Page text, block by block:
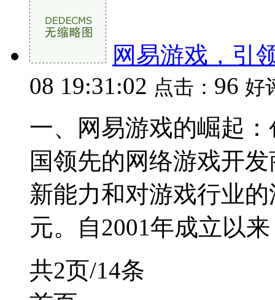
网易游戏，引
08 19:31:02 点击： 96 好
一、网易游戏的崛起
国领先的网络游戏开
新能力和对游戏行业
元。自2001年成立以
共2页/14条